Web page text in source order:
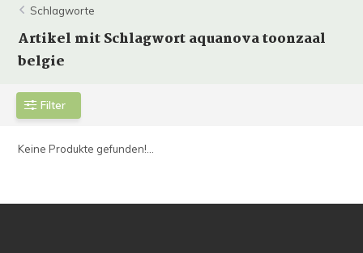
Schlagworte
Artikel mit Schlagwort aquanova toonzaal
belgie
Filter
Keine Produkte gefunden!...